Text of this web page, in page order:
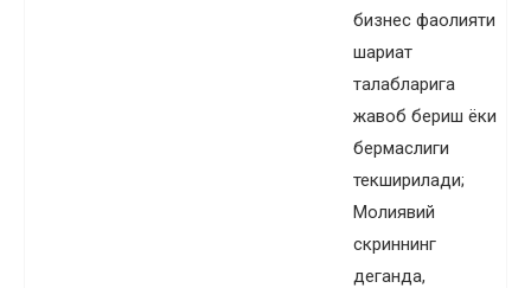
бизнес фаолияти
шариат
талабларига
жавоб бериш ёки
бермаслиги
текширилади;
Молиявий
скриннинг
деганда,